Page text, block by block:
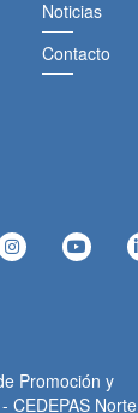
Noticias
Contacto
Promoción y
CEDEPAS Norte